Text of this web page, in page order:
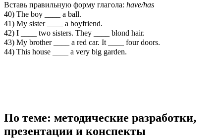
Вставь правильную форму глагола: have/has
40) The boy ____ a ball.
41) My sister ____ a boyfriend.
42) I ____ two sisters. They ____ blond hair.
43) My brother ____ a red car. It ____ four doors.
44) This house ____ a very big garden.
По теме: методические разработки,
презентации и конспекты